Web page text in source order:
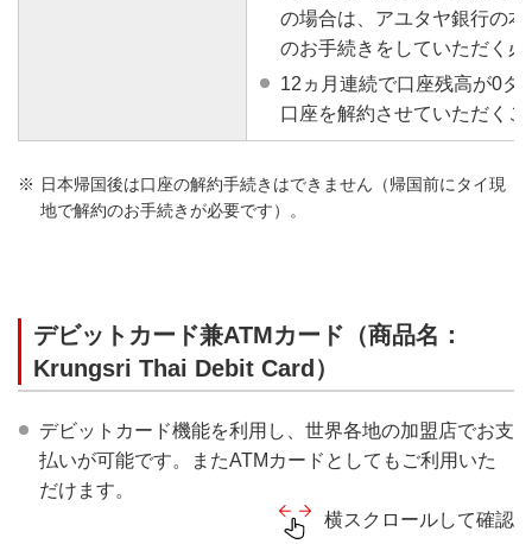
の場合は、アユタヤ銀行の
のお手続きをしていただく
12ヵ月連続で口座残高が0タ
口座を解約させていただく
日本帰国後は口座の解約手続きはできません（帰国前にタイ現
地で解約のお手続きが必要です）。
デビットカード兼ATMカード（商品名：
Krungsri Thai Debit Card）
デビットカード機能を利用し、世界各地の加盟店でお支
払いが可能です。またATMカードとしてもご利用いた
だけます。
横スクロールして確認